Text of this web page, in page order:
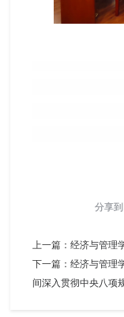
分享到
上一篇： 经济与管理
下一篇： 经济与管理
间深入贯彻中央八项